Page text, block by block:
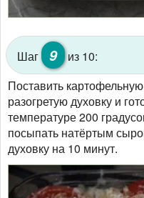
Шаг 9
из 10:
Поставить
разогретую духовку и
температуре 200
посыпать натёртым
духовку на 10 минут.